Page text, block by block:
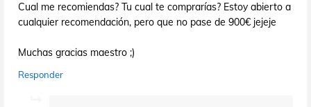
Cual me recomiendas? Tu cual te comprarías? Estoy abierto a
cualquier recomendación, pero que no pase de 900€ jejeje
Muchas gracias maestro ;)
Responder